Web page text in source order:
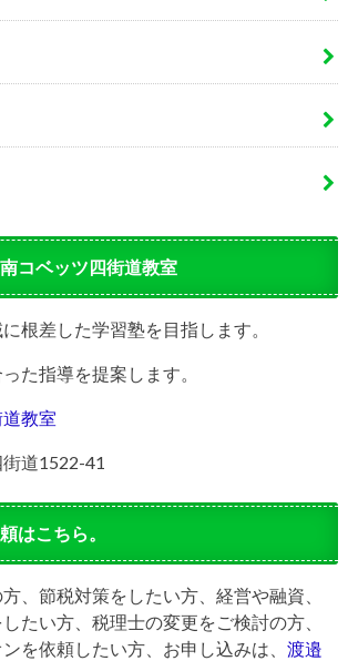
コベッツ四街道教室
根差した学習塾を目指します。
た指導を提案します。
教室
道1522-41
はこちら。
、節税対策をしたい方、経営や融資、
たい方、税理士の変更をご検討の方、
を依頼したい方、お申し込みは、 渡邉